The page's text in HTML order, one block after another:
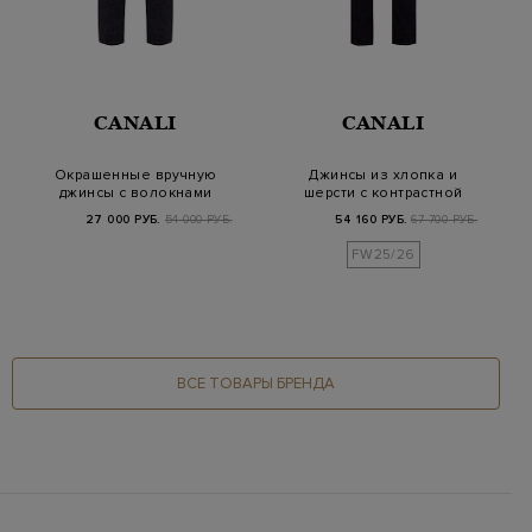
CANALI
Окрашенные вручную
джинсы с волокнами
27 000 РУБ. 54 000 РУБ.
CANALI
Джинсы из хлопка и
шерсти с контрастной
54 160 РУБ. 67 700 РУБ.
FW25/26
ВСЕ ТОВАРЫ БРЕНДА